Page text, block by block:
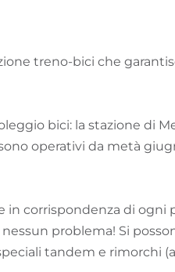
treno-bici che
bici: la stazione di
operativi da metà
in corrispondenza di ogni
problema! Si
tandem e rimorchi